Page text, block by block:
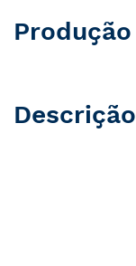
Produção
Descrição